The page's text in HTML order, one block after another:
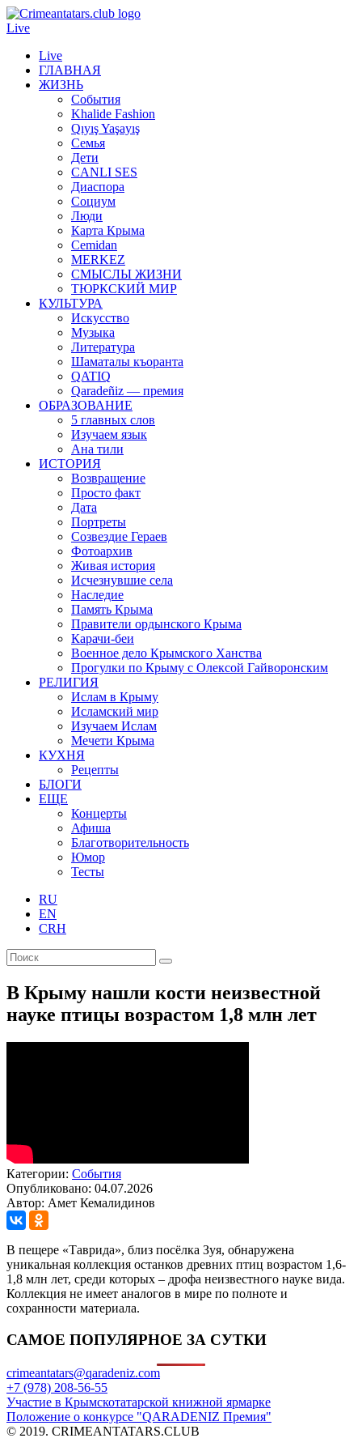
Live
Live
ГЛАВНАЯ
ЖИЗНЬ
События
Khalide Fashion
Qıyış Yaşayış
Семья
Дети
CANLI SES
Диаспора
Социум
Люди
Карта Крыма
Cemidan
МERKEZ
СМЫСЛЫ ЖИЗНИ
ТЮРКСКИЙ МИР
КУЛЬТУРА
Искусство
Музыка
Литература
Шаматалы къоранта
QATIQ
Qaradeñiz — премия
ОБРАЗОВАНИЕ
5 главных слов
Изучаем язык
Ана тили
ИСТОРИЯ
Возвращение
Просто факт
Дата
Портреты
Созвездие Гераев
Фотоархив
Живая история
Исчезнувшие села
Наследие
Память Крыма
Правители ордынского Крыма
Карачи-беи
Военное дело Крымского Ханства
Прогулки по Крыму с Олексой Гайворонским
РЕЛИГИЯ
Ислам в Крыму
Исламский мир
Изучаем Ислам
Мечети Крыма
КУХНЯ
Рецепты
БЛОГИ
ЕЩЕ
Концерты
Афиша
Благотворительность
Юмор
Тесты
RU
EN
CRH
В Крыму нашли кости неизвестной
науке птицы возрастом 1,8 млн лет
Категории: События
Опубликовано: 04.07.2026
Автор: Амет Кемалидинов
В пещере «Таврида», близ посёлка Зуя, обнаружена
уникальная коллекция останков древних птиц возрастом 1,6-
1,8 млн лет, среди которых – дрофа неизвестного науке вида.
Коллекция не имеет аналогов в мире по полноте и
сохранности материала.
САМОЕ ПОПУЛЯРНОЕ ЗА СУТКИ
crimeantatars@qaradeniz.com
+7 (978) 208-56-55
Участие в Крымскотатарской книжной ярмарке
Положение о конкурсе "QARADENIZ Премия"
© 2019. CRIMEANTATARS.CLUB